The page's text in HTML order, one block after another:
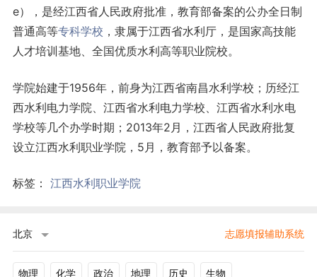
e），是经江西省人民政府批准，教育部备案的公办全日制
普通高等专科学校 ，隶属于江西省水利厅，是国家高技能
人才培训基地、全国优质水利高等职业院校。
学院始建于1956年，前身为江西省南昌水利学校；历经江
西水利电力学院、江西省水利电力学校、江西省水利水电
学校等几个办学时期；2013年2月，江西省人民政府批复
设立江西水利职业学院，5月，教育部予以备案。
标签： 江西水利职业学院
北京 志愿填报辅助系统
物理 化学 政治 地理 历史 生物